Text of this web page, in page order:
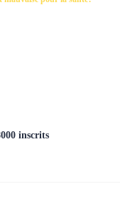
inscrits